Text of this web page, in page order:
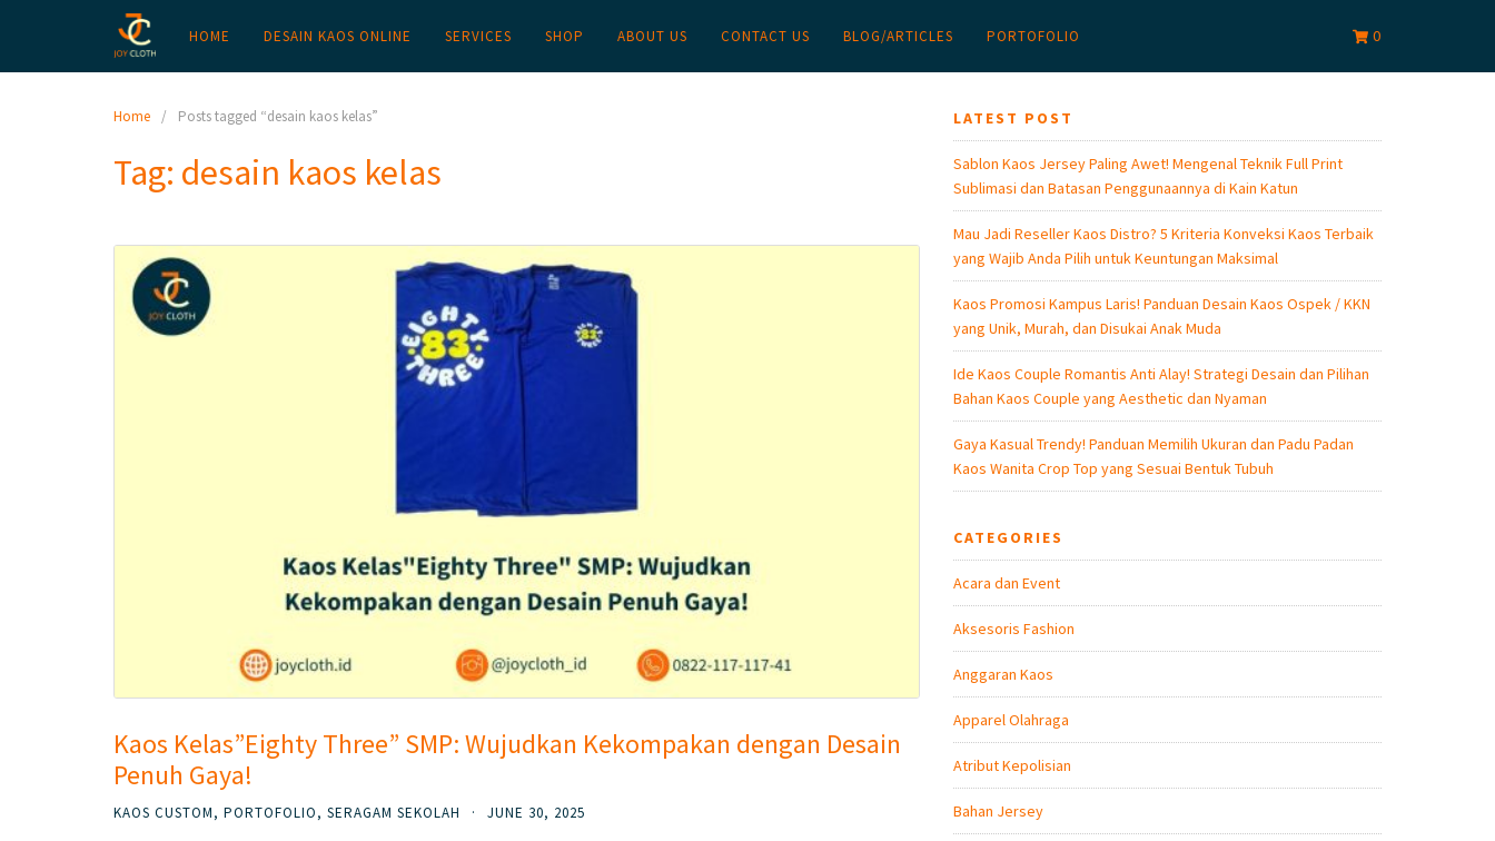
0
HOME DESAIN KAOS ONLINE SERVICES SHOP ABOUT US CONTACT US BLOG/ARTICLES PORTOFOLIO
Home Posts tagged “desain kaos kelas”
Tag: desain kaos kelas
Kaos Kelas”Eighty Three” SMP: Wujudkan Kekompakan dengan Desain
Penuh Gaya!
KAOS CUSTOM, PORTOFOLIO, SERAGAM SEKOLAH · JUNE 30, 2025
LATEST POST
Sablon Kaos Jersey Paling Awet! Mengenal Teknik Full Print
Sublimasi dan Batasan Penggunaannya di Kain Katun
Mau Jadi Reseller Kaos Distro? 5 Kriteria Konveksi Kaos Terbaik
yang Wajib Anda Pilih untuk Keuntungan Maksimal
Kaos Promosi Kampus Laris! Panduan Desain Kaos Ospek / KKN
yang Unik, Murah, dan Disukai Anak Muda
Ide Kaos Couple Romantis Anti Alay! Strategi Desain dan Pilihan
Bahan Kaos Couple yang Aesthetic dan Nyaman
Gaya Kasual Trendy! Panduan Memilih Ukuran dan Padu Padan
Kaos Wanita Crop Top yang Sesuai Bentuk Tubuh
CATEGORIES
Acara dan Event
Aksesoris Fashion
Anggaran Kaos
Apparel Olahraga
Atribut Kepolisian
Bahan Jersey